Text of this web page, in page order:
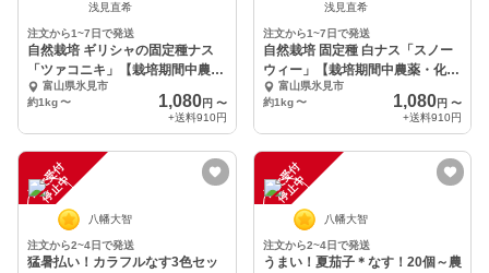
浅見直希
注文から1~7日で発送
自然栽培 ギリシャの固定種ナス
「ツァコニキ」【栽培期間中農
薬・化学肥料不使用】
富山県氷見市
約1kg〜 1,080円 〜
+送料910円
浅見直希
注文から1~7日で発送
自然栽培 固定種 白ナス「スノー
ウィー」【栽培期間中農薬・化学
肥料不使用】
富山県氷見市
約1kg 〜 1,080円 〜
+送料910円
注
文
受
付
停
止
中
八幡大智
注文から2~4日で発送
猛暑払い！カラフルなす3色セッ
注
文
受
付
停
止
中
八幡大智
注文から2~4日で発送
うまい！夏茄子＊なす！20個～農